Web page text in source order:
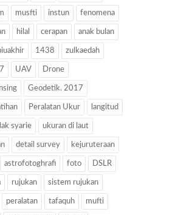
musfti instun fenomena
hilal cerapan anak bulan
1438 zulkaedah
UAV Drone
Geodetik. 2017
Peralatan Ukur langitud
syarie ukuran di laut
detail survey kejuruteraan
astrofotoghrafi foto DSLR
rujukan sistem rujukan
peralatan tafaquh mufti